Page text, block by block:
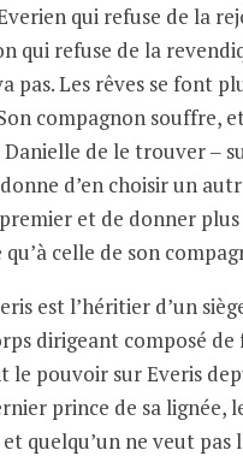
qui refuse de la
qui refuse de la
pas. Les rêves se font
compagnon souffre,
Danielle de le trouver ‒
d’en choisir un
et de donner
celle de son
est l’héritier d’un
dirigeant composé de
le pouvoir sur Everis
prince de sa lignée,
quelqu’un ne veut pas